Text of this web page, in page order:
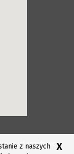
internetowe
z naszych
X